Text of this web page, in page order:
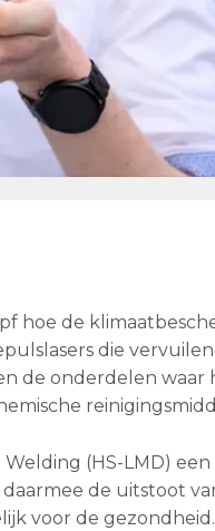
hoe de
die
de onderdelen
(HS-LMD)
de uitstoot
voor de